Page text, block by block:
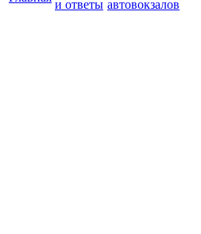
и ответы автовокзалов